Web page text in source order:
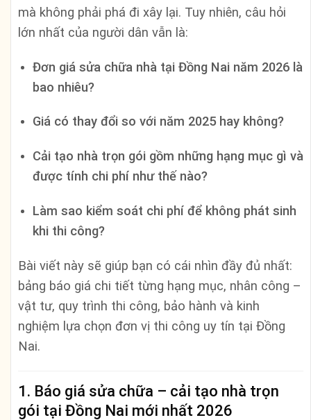
mà không phải phá đi xây lại. Tuy nhiên, câu hỏi
lớn nhất của người dân vẫn là:
Đơn giá sửa chữa nhà tại Đồng Nai năm 2026 là
bao nhiêu?
Giá có thay đổi so với năm 2025 hay không?
Cải tạo nhà trọn gói gồm những hạng mục gì và
được tính chi phí như thế nào?
Làm sao kiểm soát chi phí để không phát sinh
khi thi công?
Bài viết này sẽ giúp bạn có cái nhìn đầy đủ nhất:
bảng báo giá chi tiết từng hạng mục, nhân công –
vật tư, quy trình thi công, bảo hành và kinh
nghiệm lựa chọn đơn vị thi công uy tín tại Đồng
Nai.
1. Báo giá sửa chữa – cải tạo nhà trọn
gói tại Đồng Nai mới nhất 2026